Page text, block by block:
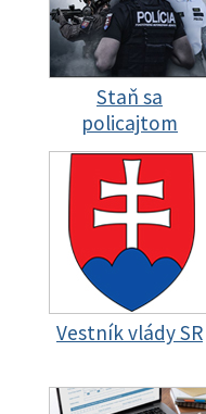
Staň sa
policajtom
Vestník vlády SR